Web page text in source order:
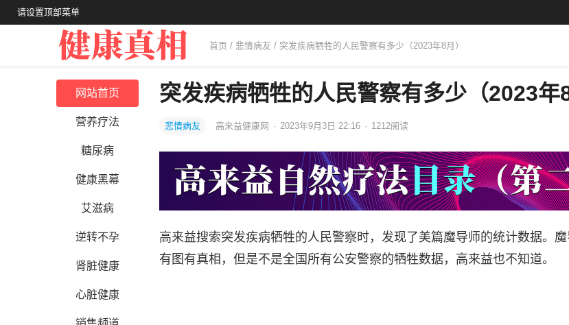
请设置顶部菜单
首页 / 悲情病友 / 突发疾病牺牲的人民警察有多少（2023年8月）
网站首页
营养疗法
糖尿病
健康黑幕
艾滋病
逆转不孕
肾脏健康
心脏健康
突发疾病牺牲的人民警察有多少（2023年8
悲情病友 高来益健康网 · 2023年9月3日 22:16 · 1212阅读
高来益搜索突发疾病牺牲的人民警察时，发现了美篇魔导师的统计数据。
有图有真相，但是不是全国所有公安警察的牺牲数据，高来益也不知道。